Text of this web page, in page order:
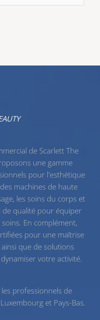
de Scarlett The
une gamme
pour l'esthétique
machines de haute
, les soins du corps et
de qualitépour équiper
En complément,
pour une maîtrise
que de solutions
votre activité.
professionnels de
et Pays-Bas.